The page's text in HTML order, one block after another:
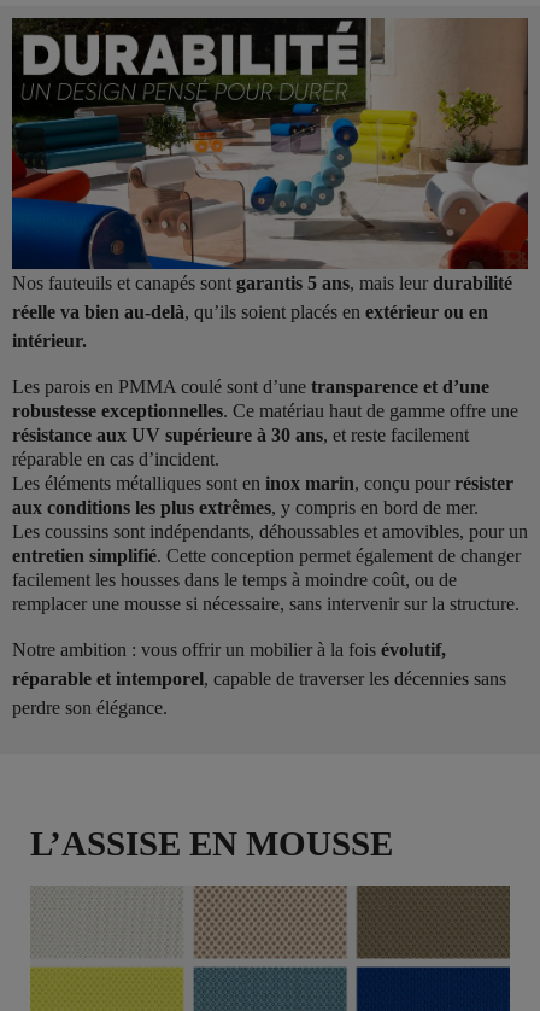
Nos fauteuils et canapés sont garantis 5 ans, mais leur durabilité
réelle va bien au-delà, qu’ils soient placés en extérieur ou en
intérieur.
Les parois en PMMA coulé sont d’une transparence et d’une
robustesse exceptionnelles. Ce matériau haut de gamme offre une
résistance aux UV supérieure à 30 ans, et reste facilement
réparable en cas d’incident.
Les éléments métalliques sont en inox marin, conçu pour résister
aux conditions les plus extrêmes, y compris en bord de mer.
Les coussins sont indépendants, déhoussables et amovibles, pour un
entretien simplifié. Cette conception permet également de changer
facilement les housses dans le temps à moindre coût, ou de
remplacer une mousse si nécessaire, sans intervenir sur la structure.
Notre ambition : vous offrir un mobilier à la fois évolutif,
réparable et intemporel, capable de traverser les décennies sans
perdre son élégance.
L’ASSISE EN MOUSSE